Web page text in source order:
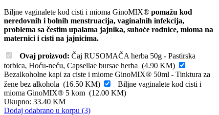
Biljne vaginalete kod cisti i mioma GinoMIX® pomažu kod
neredovnih i bolnih menstruacija, vaginalnih infekcija,
problema sa čestim upalama jajnika, suhoće rodnice, mioma na
maternici i cisti na jajnicima.
Ovaj proizvod: Čaj RUSOMAČA herba 50g - Pastirska
torbica, Hoću-neću, Capsellae bursae herba (4.90 KM)
Bezalkoholne kapi za ciste i miome GinoMIX® 50ml - Tinktura za
žene bez alkohola (16.50 KM)
Biljne vaginalete kod cisti i
mioma GinoMIX® 5 kom (12.00 KM)
Ukupno: 33.40 KM
Dodaj odabrano u korpu (3)